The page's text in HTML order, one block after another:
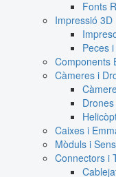
Fonts
Impressió 3D
Peces
Components
Càmeres i
Caixes i
Mòduls i
Connectors i